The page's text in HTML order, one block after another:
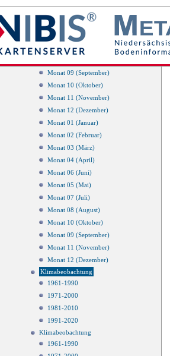
Monat 05 (Mai)
Monat 06 (Juni)
Monat 07 (Juli)
Monat 09 (September)
Monat 10 (Oktober)
Monat 11 (November)
Monat 12 (Dezember)
Monat 01 (Januar)
Monat 02 (Februar)
Monat 03 (März)
Monat 04 (April)
Monat 06 (Juni)
Monat 05 (Mai)
Monat 07 (Juli)
Monat 08 (August)
Monat 10 (Oktober)
Monat 09 (September)
Monat 11 (November)
Monat 12 (Dezember)
Klimabeobachtung
1961-1990
1971-2000
1981-2010
1991-2020
Klimabeobachtung
1961-1990